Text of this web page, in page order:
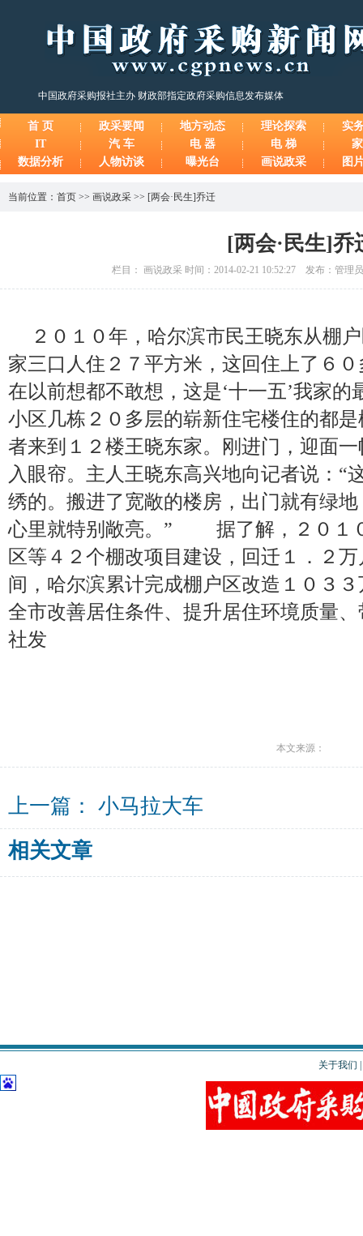
中国政府采购报社主办 财政部指定政府采购信息发布媒体
首 页 政采要闻 地方动态 理论探索
实
IT
汽 车 电 器 电 梯
数据分析
人物访谈 曝光台 画说政采 图
当前位置： 首页 >> 画说政采 >> [两会·民生]乔迁
[两会·民生]乔
栏目： 画说政采 时间：2014-02-21 10:52:27 发布：管理
２０１０年，哈尔滨市民王晓东从棚
家三口人住２７平方米，这回住上了６
在以前想都不敢想，这是‘十一五’我
小区几栋２０多层的崭新住宅楼住的都
者来到１２楼王晓东家。刚进门，迎面
入眼帘。主人王晓东高兴地向记者说：“
绣的。搬进了宽敞的楼房，出门就有绿
心里就特别敞亮。” 据了解，２０１
区等４２个棚改项目建设，回迁１．２
间，哈尔滨累计完成棚户区改造１０３
全市改善居住条件、提升居住环境质量
社发
本文来源：
上一篇： 小马拉大车
相关文章
关于我们